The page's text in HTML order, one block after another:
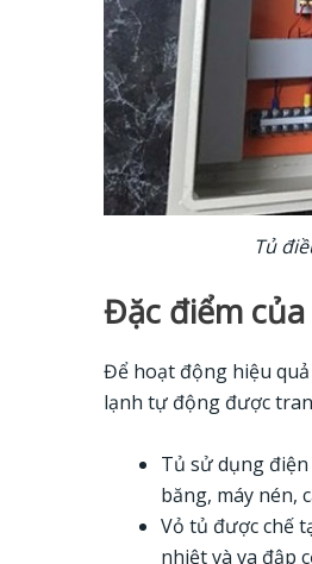
Tủ
Đặc điểm
Để hoạt động hiệu
lạnh tự động được
Tủ sử dụng
băng, máy nén,
Vỏ tủ được chế
nhiệt và va đập